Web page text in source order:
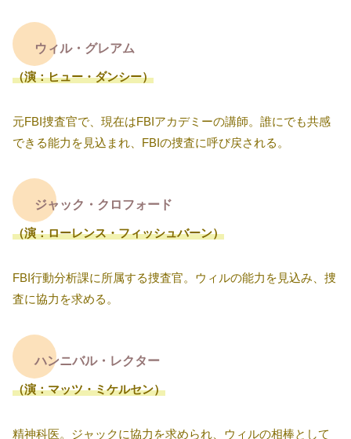
ウィル・グレアム
（演：ヒュー・ダンシー）
元FBI捜査官で、現在はFBIアカデミーの講師。誰にでも共感
できる能力を見込まれ、FBIの捜査に呼び戻される。
ジャック・クロフォード
（演：ローレンス・フィッシュバーン）
FBI行動分析課に所属する捜査官。ウィルの能力を見込み、捜
査に協力を求める。
ハンニバル・レクター
（演：マッツ・ミケルセン）
精神科医。ジャックに協力を求められ、ウィルの相棒として